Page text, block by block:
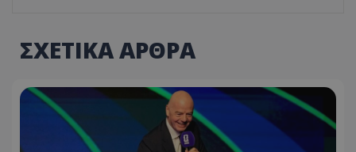
ΣΧΕΤΙΚΑ ΑΡΘΡΑ